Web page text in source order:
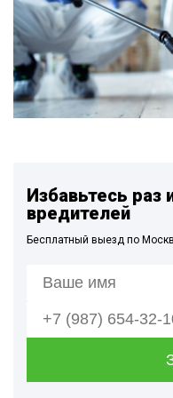
Избавьтесь раз
вредителей
Бесплатный выезд по